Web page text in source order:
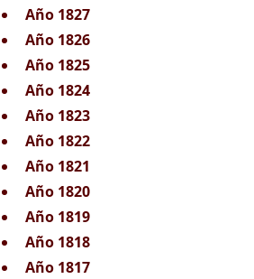
Año 1827
Año 1826
Año 1825
Año 1824
Año 1823
Año 1822
Año 1821
Año 1820
Año 1819
Año 1818
Año 1817